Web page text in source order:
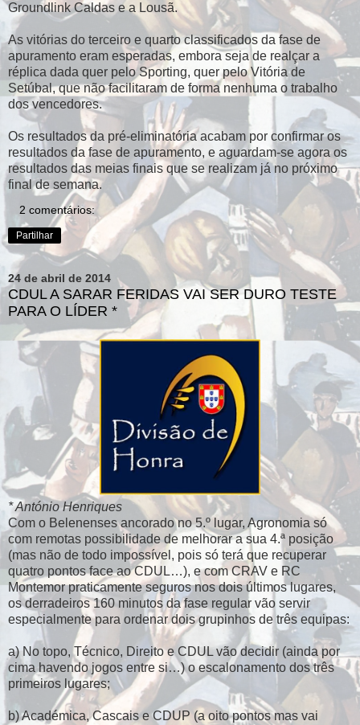
Groundlink Caldas e a Lousã.
As vitórias do terceiro e quarto classificados da fase de
apuramento eram esperadas, embora seja de realçar a
réplica dada quer pelo Sporting, quer pelo Vitória de
Setúbal, que não facilitaram de forma nenhuma o trabalho
dos vencedores.
Os resultados da pré-eliminatória acabam por confirmar os
resultados da fase de apuramento, e aguardam-se agora os
resultados das meias finais que se realizam já no próximo
final de semana.
2 comentários:
Partilhar
24 de abril de 2014
CDUL A SARAR FERIDAS VAI SER DURO TESTE
PARA O LÍDER *
* António Henriques
Com o Belenenses ancorado no 5.º lugar, Agronomia só
com remotas possibilidade de melhorar a sua 4.ª posição
(mas não de todo impossível, pois só terá que recuperar
quatro pontos face ao CDUL…), e com CRAV e RC
Montemor praticamente seguros nos dois últimos lugares,
os derradeiros 160 minutos da fase regular vão servir
especialmente para ordenar dois grupinhos de três equipas:
a) No topo, Técnico, Direito e CDUL vão decidir (ainda por
cima havendo jogos entre si…) o escalonamento dos três
primeiros lugares;
b) Académica, Cascais e CDUP (a oito pontos mas vai